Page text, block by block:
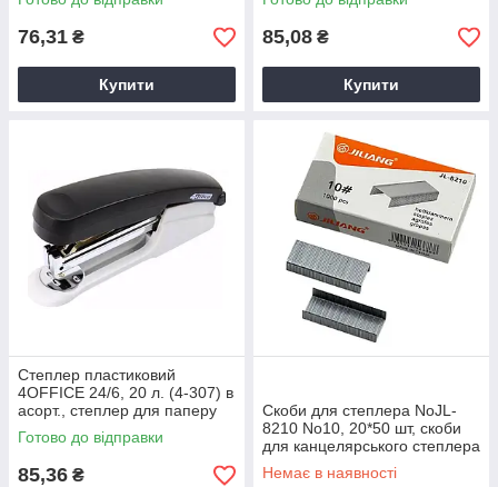
76,31 ₴
Купити
фіксатором
85,08 ₴
Купити
Степлер пластиковий
4OFFICE 24/6, 20 л. (4-307) в
асорт., степлер для паперу
Готово до відправки
85,36 ₴
Скоби для степлера NoJL-
8210 No10, 20*50 шт, скоби
для канцелярського степлера
Немає в наявності